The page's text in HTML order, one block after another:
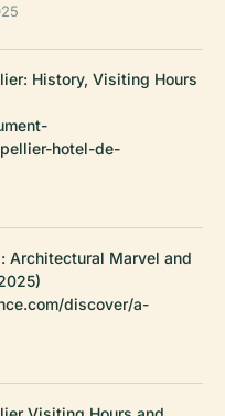
History, Visiting Hours
hotel-de-
Architectural Marvel and
discover/a-